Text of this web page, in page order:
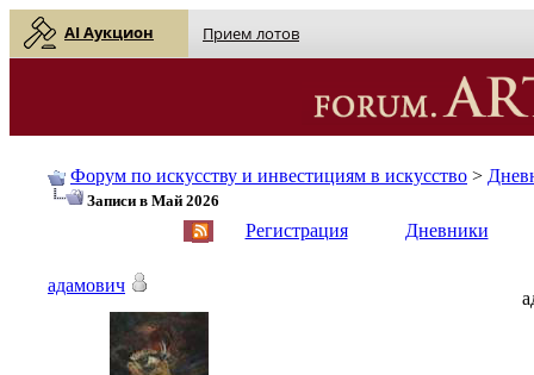
AI Аукцион Прием лотов
Форум по искусству и инвестициям в искусство >
Записи в Май 2026
Регистрация Дневники
адамович